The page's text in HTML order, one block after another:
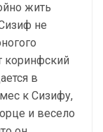
жить
не
коринфский
в
к Сизифу,
и весело